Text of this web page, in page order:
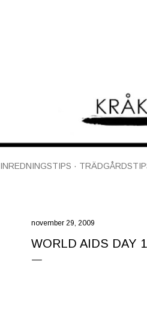
INREDNINGSTIPS
november 29, 2009
WORLD AIDS DAY